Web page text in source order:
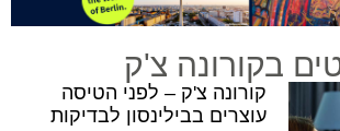
בקורונה צ'ק
קורונה צ'ק – לפני הטיסה
עוצרים בבילינסון לבדיקות